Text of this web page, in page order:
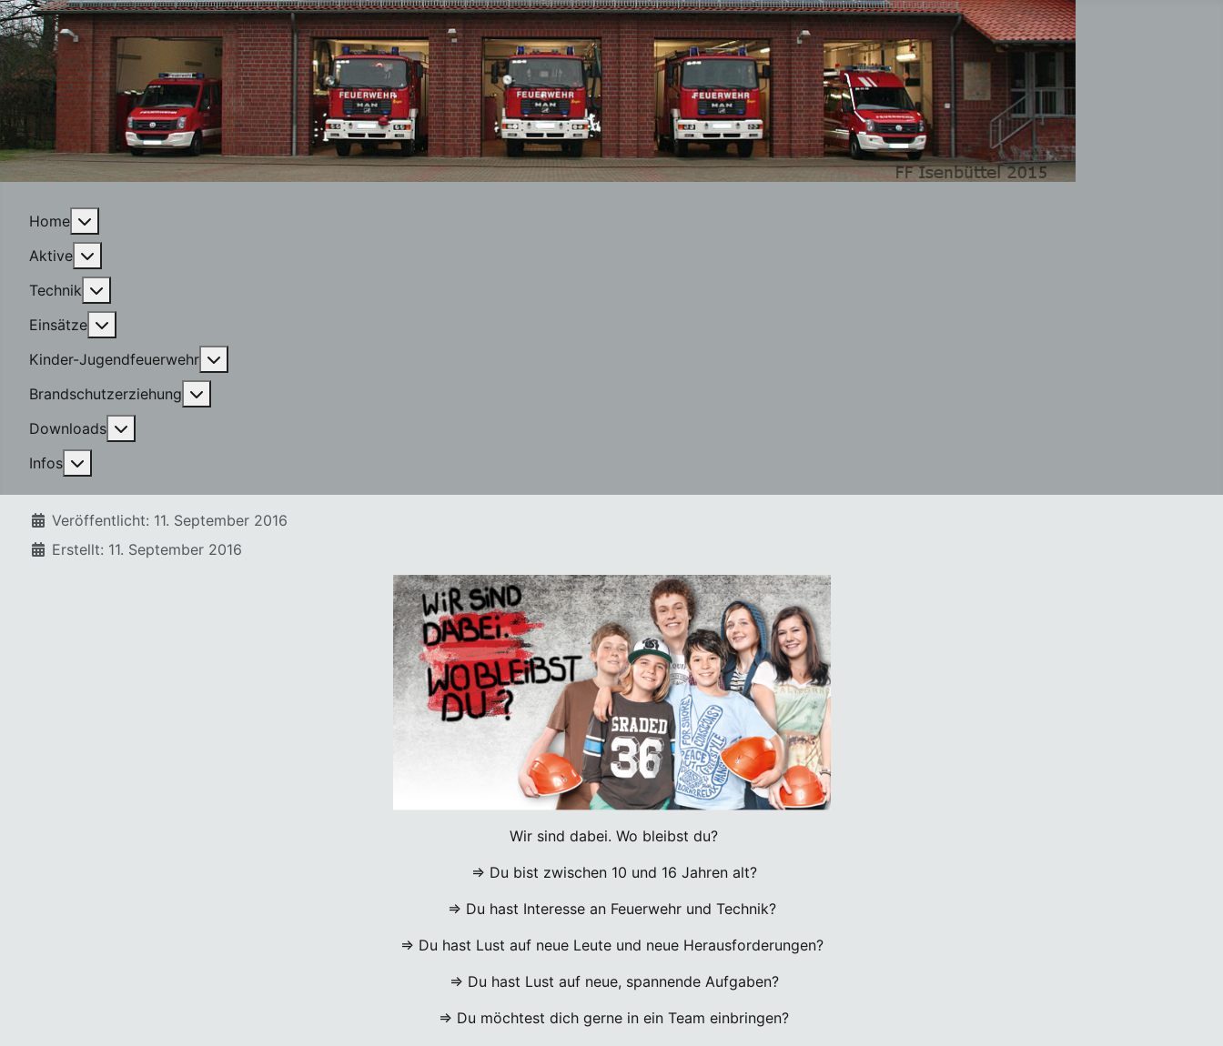
Home
Aktive
Technik
Einsätze
Kinder-Jugendfeuerwehr
Brandschutzerziehung
Downloads
Infos
Details
Veröffentlicht: 11. September 2016
Erstellt: 11. September 2016
Wir sind dabei. Wo bleibst du?
⇒ Du bist zwischen 10 und 16 Jahren alt?
⇒ Du hast Interesse an Feuerwehr und Technik?
⇒ Du hast Lust auf neue Leute und neue Herausforderungen?
⇒ Du hast Lust auf neue, spannende Aufgaben?
⇒ Du möchtest dich gerne in ein Team einbringen?